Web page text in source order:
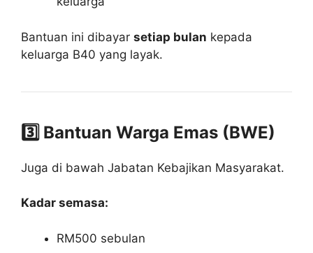
Bantuan ini dibayar setiap bulan kepada
keluarga B40 yang layak.
3️⃣ Bantuan Warga Emas (BWE)
Juga di bawah Jabatan Kebajikan Masyarakat.
Kadar semasa:
RM500 sebulan